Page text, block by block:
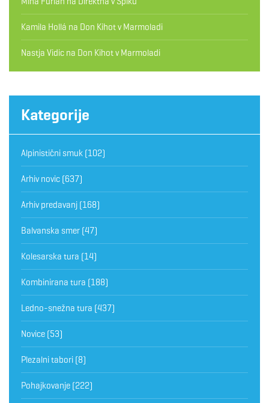
Kamila Hollá na Don Kihot v Marmoladi
Nastja Vidic na Don Kihot v Marmoladi
Kategorije
Alpinistični smuk (102)
Arhiv novic (637)
Arhiv predavanj (168)
Balvanska smer (47)
Kolesarska tura (14)
Kombinirana tura (188)
Ledno-snežna tura (437)
Novice (53)
Plezalni tabori (8)
Pohajkovanje (222)